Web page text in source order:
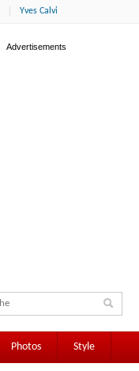
Yves Calvi
Photos Style